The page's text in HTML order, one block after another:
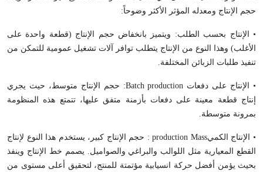
حجم الإنتاج ومعدله المؤثر الأكثر وضوحاً:
• الإنتاج بحسب الطلب: ويتميز بانخفاض حجم الإنتاج (قطعة واحدة على
الأغلب) وهذا النوع من الإنتاج يتطلب توافر آلات تشغيل عمومية للتمكن من
تنفيذ طلبات الزبائن المختلفة.
• الإنتاج على دفعات Batch production: حجم الإنتاج متوسط، حيث يجري
إنتاج قطعة معينة على دفعات بأزمنة متفق عليها، تتمتع هذه المنظومة
بمرونة متوسطة.
• الإنتاج الكميMass
production: حجم الإنتاج كبير، يستخدم هذا النوع لإنتاج
القطع المعيارية مثل اللوالب والبراغي والصواميل. يصمم خط الإنتاج وينفذ
بحيث يؤمن أفضل حركة انسيابية مؤتمتة للمنتج، لتحقيق أعلى مستوى من